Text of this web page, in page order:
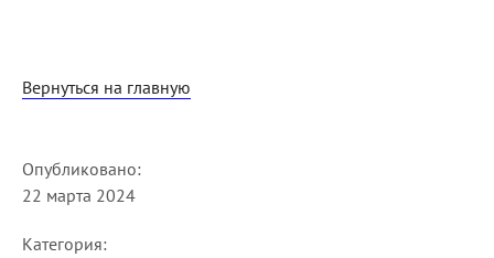
Вернуться на главную
Опубликовано:
22 марта 2024
Категория: